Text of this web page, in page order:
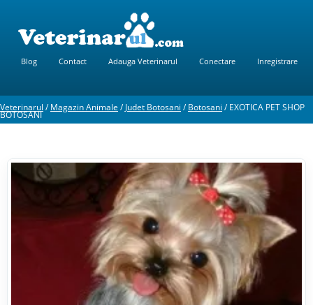
Blog Contact Adauga Veterinarul Conectare Inregistrare
Veterinarul /Magazin Animale /Judet Botosani /Botosani /EXOTICA PET SHOP
BOTOSANI